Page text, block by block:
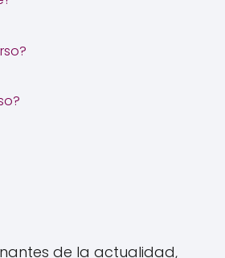
de la actualidad,